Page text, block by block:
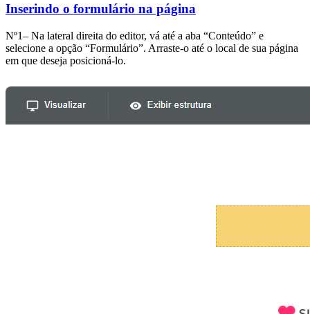
Inserindo o formulário na página
Nº1– Na lateral direita do editor, vá até a aba “Conteúdo” e
selecione a opção “Formulário”. Arraste-o até o local de sua página
em que deseja posicioná-lo.